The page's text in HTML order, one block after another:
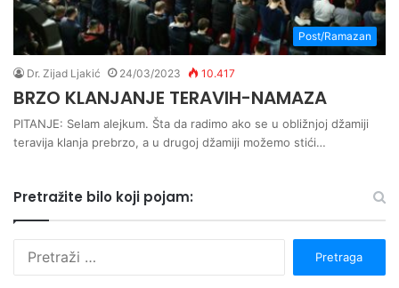
Post/Ramazan
Dr. Zijad Ljakić 24/03/2023 10.417
BRZO KLANJANJE TERAVIH-NAMAZA
PITANJE: Selam alejkum. Šta da radimo ako se u obližnjoj džamiji
teravija klanja prebrzo, a u drugoj džamiji možemo stići…
Pretražite bilo koji pojam: